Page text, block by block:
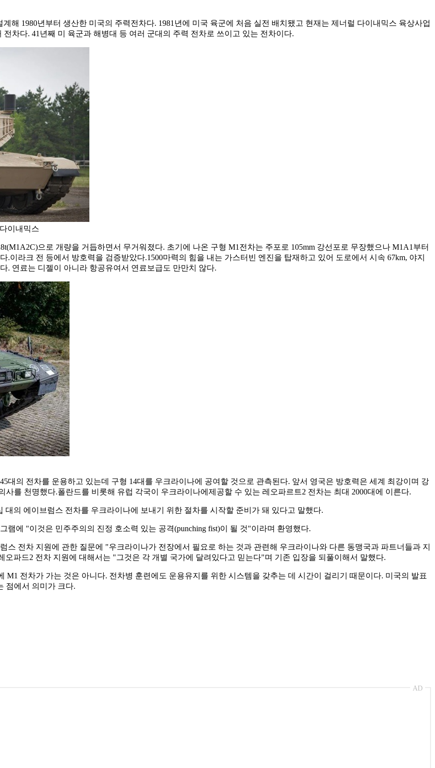
해 1980년부터 생산한 미국의 주력전차다. 1981년에 미국 육군에 처음 실전 배치됐고 현재는 제너럴 다이내믹스 육상사업
전차다. 41년째 미 육군과 해병대 등 여러 군대의 주력 전차로 쓰이고 있는 전차이다.
이내믹스
으로 개량을 거듭하면서 무거워졌다. 초기에 나온 구형 M1전차는 주포로 105mm 강선포로 무장했으나 M1A1부터
.이라크 전 등에서 방호력을 검증받았다.1500마력의 힘을 내는 가스터빈 엔진을 탑재하고 있어 도로에서 시속 67km, 야지
. 연료는 디젤이 아니라 항공유여서 연료보급도 만만치 않다.
대의 전차를 운용하고 있는데 구형 14대를 우크라이나에 공여할 것으로 관측된다. 앞서 영국은 방호력은 세계 최강이며 강
를 천명했다.폴란드를 비롯해 유럽 각국이 우크라이나에제공할 수 있는 레오파르트2 전차는 최대 2000대에 이른다.
의 에이브럼스 전차를 우크라이나에 보내기 위한 절차를 시작할 준비가 돼 있다고 말했다.
에 "이것은 민주주의의 진정 호소력 있는 공격(punching fist)이 될 것"이라며 환영했다.
스 전차 지원에 관한 질문에 "우크라이나가 전장에서 필요로 하는 것과 관련해 우크라이나와 다른 동맹국과 파트너들과 지
파드2 전차 지원에 대해서는 "그것은 각 개별 국가에 달려있다고 믿는다"며 기존 입장을 되풀이해서 말했다.
전차가 가는 것은 아니다. 전차병 훈련에도 운용유지를 위한 시스템을 갖추는 데 시간이 걸리기 때문이다. 미국의 발표
점에서 의미가 크다.
AD